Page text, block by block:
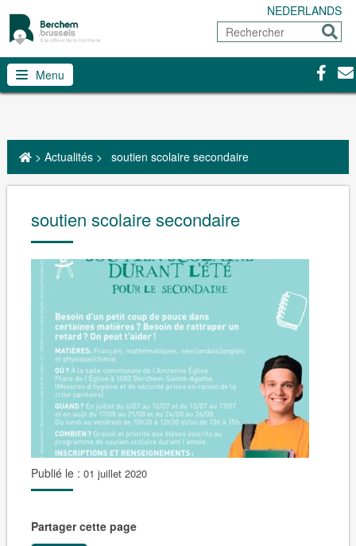
NEDERLANDS
Rechercher
Menu
> Actualités> soutien scolaire secondaire
soutien scolaire secondaire
Publié le : 01 juillet 2020
Partager cette page